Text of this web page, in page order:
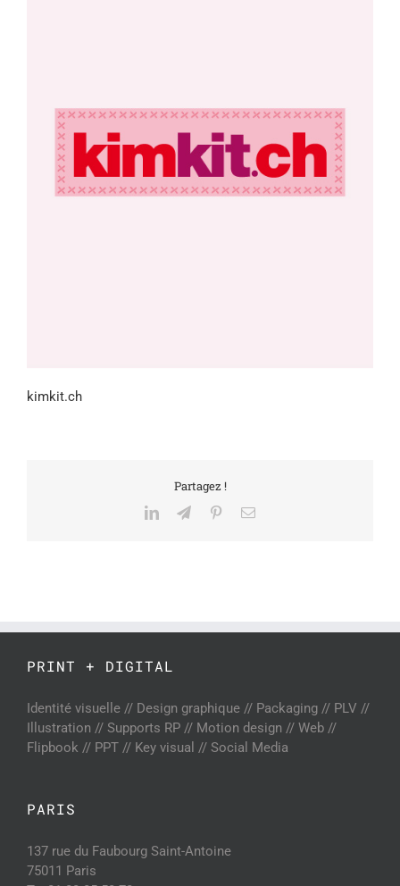
kimkit.ch
Partagez !
LinkedInTelegramPinterestEmail
PRINT + DIGITAL
Identité visuelle // Design graphique // Packaging // PLV //
Illustration // Supports RP // Motion design // Web //
Flipbook // PPT // Key visual // Social Media
PARIS
137 rue du Faubourg Saint-Antoine
75011 Paris